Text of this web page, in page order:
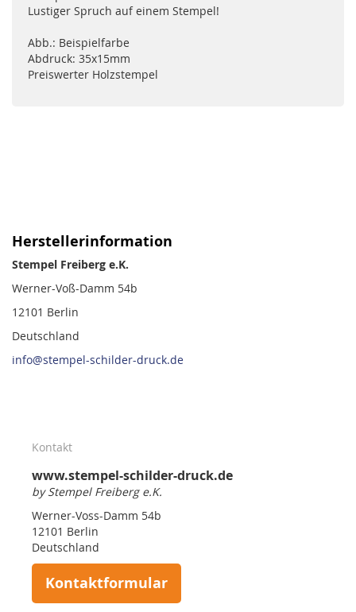
Lustiger Spruch auf einem Stempel!
Abb.: Beispielfarbe
Abdruck: 35x15mm
Preiswerter Holzstempel
Herstellerinformation
Stempel Freiberg e.K.
Werner-Voß-Damm 54b
12101 Berlin
Deutschland
info@stempel-schilder-druck.de
Kontakt
www.stempel-schilder-druck.de
by Stempel Freiberg e.K.
Werner-Voss-Damm 54b
12101 Berlin
Deutschland
Kontaktformular